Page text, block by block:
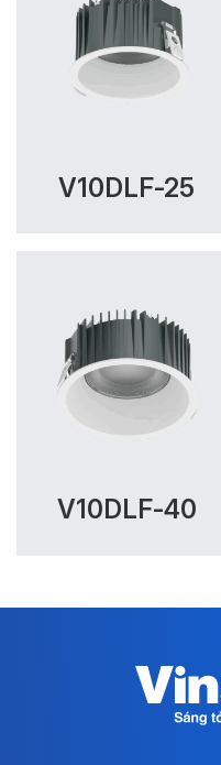
V10DLF-25
V10DLF-40